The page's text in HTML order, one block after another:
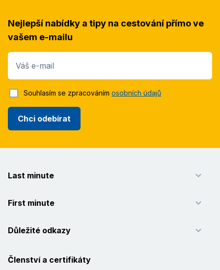
Nejlepší nabídky a tipy na cestování přímo ve
vašem e-mailu
Váš e-mail
Chci odebírat
Souhlasím se zpracováním osobních údajů
Last minute
First minute
Důležité odkazy
Členství a certifikáty